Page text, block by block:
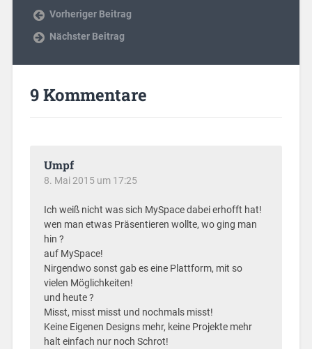
Vorheriger Beitrag
Nächster Beitrag
9 Kommentare
Umpf
8. Mai 2015 um 17:25
Ich weiß nicht was sich MySpace dabei erhofft hat!
wen man etwas Präsentieren wollte, wo ging man
hin ?
auf MySpace!
Nirgendwo sonst gab es eine Plattform, mit so
vielen Möglichkeiten!
und heute ?
Misst, misst misst und nochmals misst!
Keine Eigenen Designs mehr, keine Projekte mehr
halt einfach nur noch Schrot!